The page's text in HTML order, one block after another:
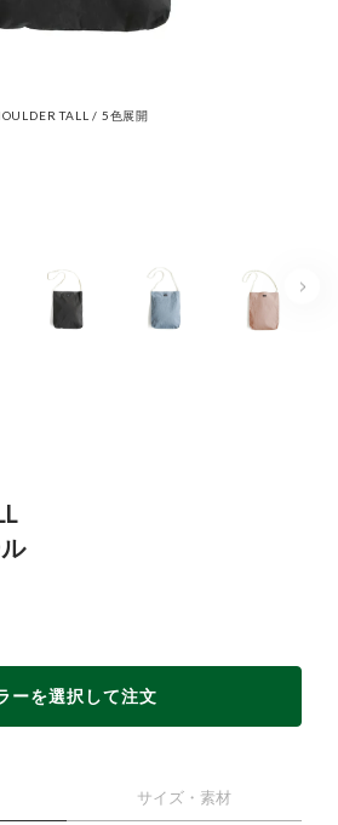
TALL / 5色展開
ーを選択して注文
サイズ・素材